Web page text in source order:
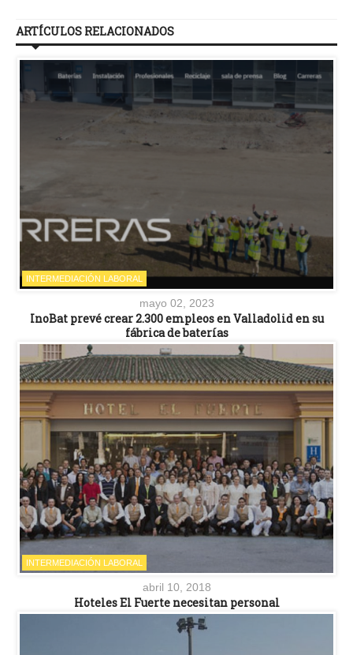
ARTÍCULOS RELACIONADOS
INTERMEDIACIÓN LABORAL
mayo 02, 2023
InoBat prevé crear 2.300 empleos en Valladolid en su
fábrica de baterías
INTERMEDIACIÓN LABORAL
abril 10, 2018
Hoteles El Fuerte necesitan personal